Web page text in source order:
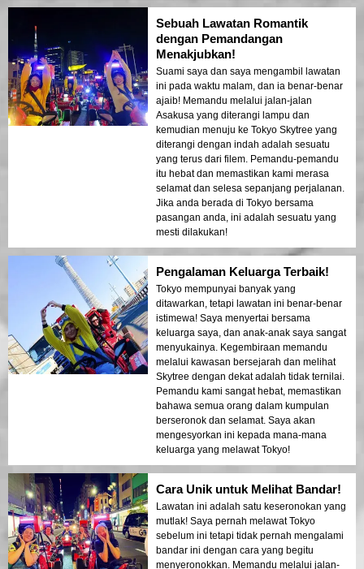
Sebuah Lawatan Romantik
dengan Pemandangan
Menakjubkan!
Suami saya dan saya mengambil lawatan
ini pada waktu malam, dan ia benar-benar
ajaib! Memandu melalui jalan-jalan
Asakusa yang diterangi lampu dan
kemudian menuju ke Tokyo Skytree yang
diterangi dengan indah adalah sesuatu
yang terus dari filem. Pemandu-pemandu
itu hebat dan memastikan kami merasa
selamat dan selesa sepanjang perjalanan.
Jika anda berada di Tokyo bersama
pasangan anda, ini adalah sesuatu yang
mesti dilakukan!
Pengalaman Keluarga Terbaik!
Tokyo mempunyai banyak yang
ditawarkan, tetapi lawatan ini benar-benar
istimewa! Saya menyertai bersama
keluarga saya, dan anak-anak saya sangat
menyukainya. Kegembiraan memandu
melalui kawasan bersejarah dan melihat
Skytree dengan dekat adalah tidak ternilai.
Pemandu kami sangat hebat, memastikan
bahawa semua orang dalam kumpulan
berseronok dan selamat. Saya akan
mengesyorkan ini kepada mana-mana
keluarga yang melawat Tokyo!
Cara Unik untuk Melihat Bandar!
Lawatan ini adalah satu keseronokan yang
mutlak! Saya pernah melawat Tokyo
sebelum ini tetapi tidak pernah mengalami
bandar ini dengan cara yang begitu
menyeronokkan. Memandu melalui jalan-